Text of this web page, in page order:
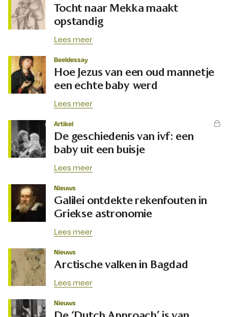
Tocht naar Mekka maakt
opstandig
Lees meer
Beeldessay
Hoe Jezus van een oud mannetje
een echte baby werd
Lees meer
Artikel
De geschiedenis van ivf: een
baby uit een buisje
Lees meer
Nieuws
Galilei ontdekte rekenfouten in
Griekse astronomie
Lees meer
Nieuws
Arctische valken in Bagdad
Lees meer
Nieuws